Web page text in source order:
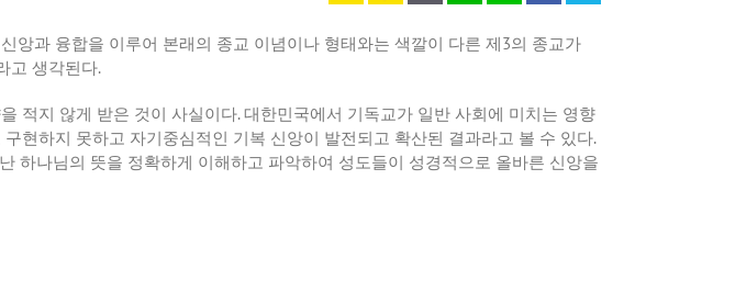
앙과 융합을 이루어 본래의 종교 이념이나 형태와는 색깔이 다른 제3의 종교가
고 생각된다.
적지 않게 받은 것이 사실이다.대한민국에서 기독교가 일반 사회에 미치는 영향
현하지 못하고 자기중심적인 기복 신앙이 발전되고 확산된 결과라고 볼 수 있다.
하나님의 뜻을 정확하게 이해하고 파악하여 성도들이 성경적으로 올바른 신앙을